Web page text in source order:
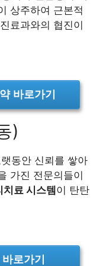
상주하여 근본적
료과와의 협진이
바로가기
)
동안 신뢰를 쌓아
가진 전문의들이
치료 시스템이 탄탄
로가기